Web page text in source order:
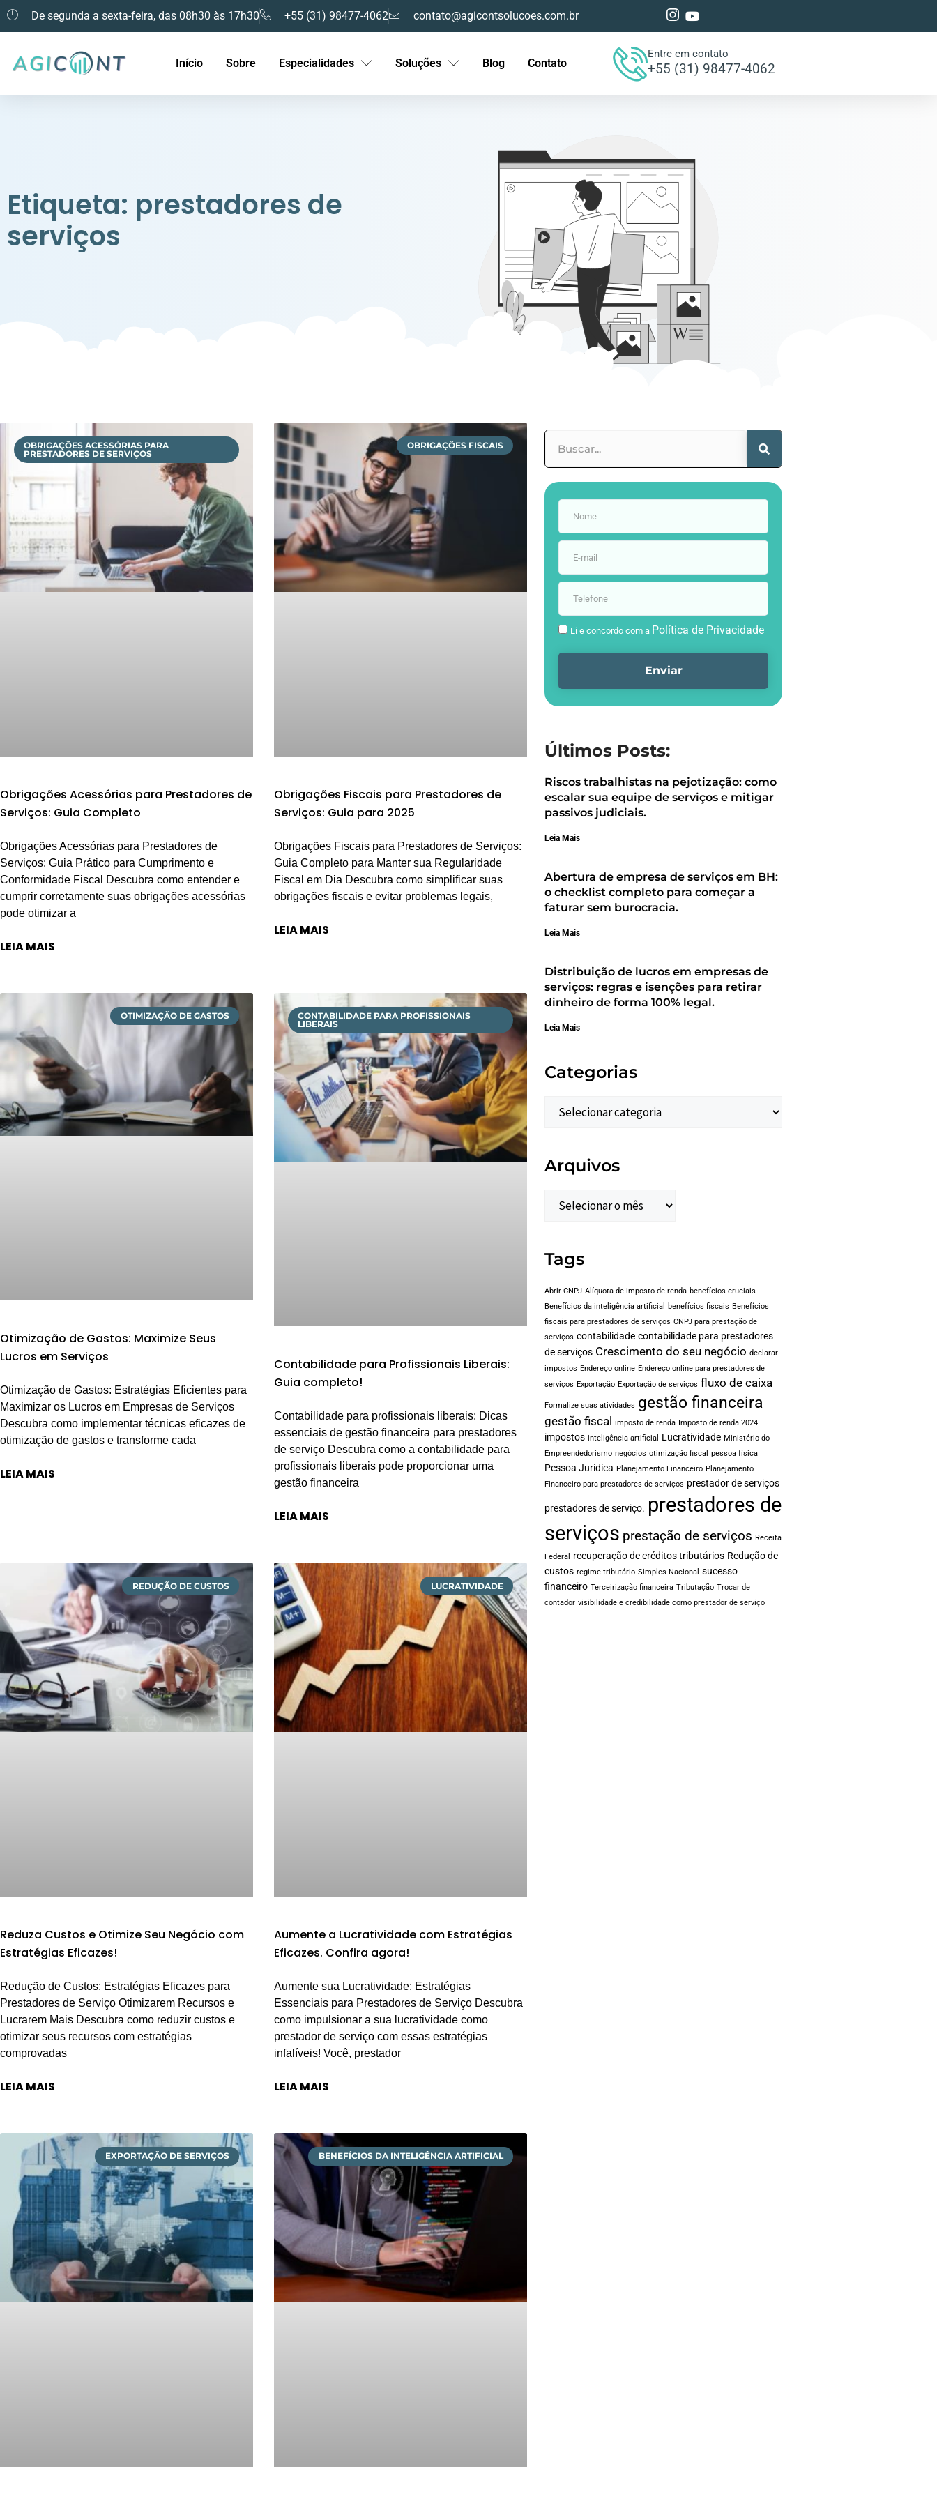
De segunda a sexta-feira, das 08h30 às 17h30 +55 (31) 98477-4062 contato@agicontsolucoes.com.br
Início Sobre Especialidades Soluções Blog Contato
Entre em contato
+55 (31) 98477-4062
Etiqueta: prestadores de
serviços
OBRIGAÇÕES ACESSÓRIAS PARA
PRESTADORES DE SERVIÇOS
Obrigações Acessórias para Prestadores de
Serviços: Guia Completo
Obrigações Acessórias para Prestadores de
Serviços: Guia Prático para Cumprimento e
Conformidade Fiscal Descubra como entender e
cumprir corretamente suas obrigações acessórias
pode otimizar a
LEIA MAIS
OBRIGAÇÕES FISCAIS
Obrigações Fiscais para Prestadores de
Serviços: Guia para 2025
Obrigações Fiscais para Prestadores de Serviços:
Guia Completo para Manter sua Regularidade
Fiscal em Dia Descubra como simplificar suas
obrigações fiscais e evitar problemas legais,
LEIA MAIS
OTIMIZAÇÃO DE GASTOS
Otimização de Gastos: Maximize Seus
Lucros em Serviços
Otimização de Gastos: Estratégias Eficientes para
Maximizar os Lucros em Empresas de Serviços
Descubra como implementar técnicas eficazes de
otimização de gastos e transforme cada
LEIA MAIS
CONTABILIDADE PARA PROFISSIONAIS
LIBERAIS
Contabilidade para Profissionais Liberais:
Guia completo!
Contabilidade para profissionais liberais: Dicas
essenciais de gestão financeira para prestadores
de serviço Descubra como a contabilidade para
profissionais liberais pode proporcionar uma
gestão financeira
LEIA MAIS
REDUÇÃO DE CUSTOS
Reduza Custos e Otimize Seu Negócio com
Estratégias Eficazes!
Redução de Custos: Estratégias Eficazes para
Prestadores de Serviço Otimizarem Recursos e
Lucrarem Mais Descubra como reduzir custos e
otimizar seus recursos com estratégias
comprovadas
LEIA MAIS
LUCRATIVIDADE
Aumente a Lucratividade com Estratégias
Eficazes. Confira agora!
Aumente sua Lucratividade: Estratégias
Essenciais para Prestadores de Serviço Descubra
como impulsionar a sua lucratividade como
prestador de serviço com essas estratégias
infalíveis! Você, prestador
LEIA MAIS
EXPORTAÇÃO DE SERVIÇOS BENEFÍCIOS DA INTELIGÊNCIA ARTIFICIAL
Li e concordo com a Política de Privacidade
Enviar
Últimos Posts:
Riscos trabalhistas na pejotização: como
escalar sua equipe de serviços e mitigar
passivos judiciais.
Leia Mais
Abertura de empresa de serviços em BH:
o checklist completo para começar a
faturar sem burocracia.
Leia Mais
Distribuição de lucros em empresas de
serviços: regras e isenções para retirar
dinheiro de forma 100% legal.
Leia Mais
Categorias
Arquivos
Tags
Abrir CNPJ Alíquota de imposto de renda benefícios cruciais
Benefícios da inteligência artificial
benefícios fiscais Benefícios
fiscais para prestadores de serviços CNPJ para prestação de
serviços contabilidade contabilidade para prestadores
de serviços Crescimento do seu negócio declarar
impostos Endereço online Endereço online para prestadores de
serviços Exportação Exportação de serviços fluxo de caixa
Formalize suas atividades gestão financeira
gestão fiscal imposto de renda Imposto de renda 2024
impostos inteligência artificial Lucratividade Ministério do
Empreendedorismo negócios otimização fiscal pessoa física
Pessoa Jurídica Planejamento Financeiro Planejamento
Financeiro para prestadores de serviços prestador de serviços
prestadores de serviço. prestadores de
serviços prestação de serviços Receita
Federal recuperação de créditos tributários Redução de
custos regime tributário Simples Nacional sucesso
financeiro Terceirização financeira Tributação Trocar de
contador visibilidade e credibilidade como prestador de serviço